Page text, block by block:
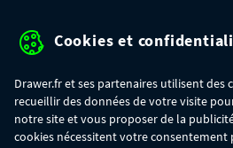
Gérer mes
Cookies et
Drawer.fr et ses partenaires utilisent des
recueillir des données de votre visite
notre site et vous proposer de la
cookies nécessitent votre